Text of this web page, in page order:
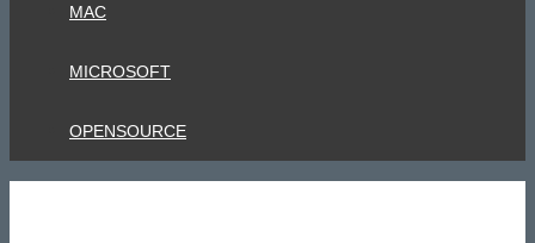
MAC
MICROSOFT
OPENSOURCE